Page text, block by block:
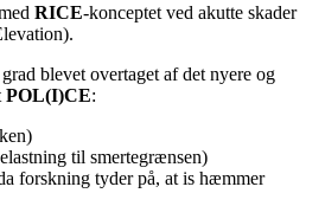
RICE-konceptet ved akutte skader
blevet overtaget af det nyere og
POL(I)CE:
til smertegrænsen)
forskning tyder på, at is hæmmer